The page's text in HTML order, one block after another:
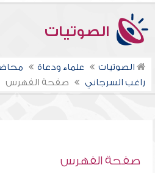
الصوتيات
الصوتيات علماء ودعاة
راغب السرجاني
صفحة الفهرس
صفحة الفهرس